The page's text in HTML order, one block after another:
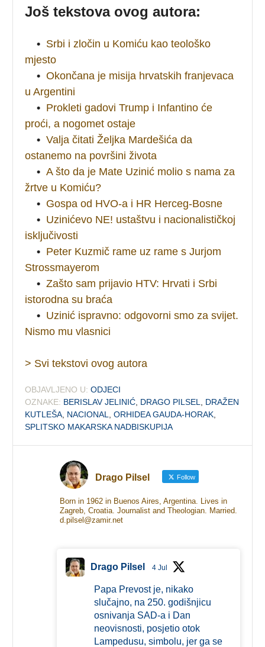
Još tekstova ovog autora:
• Srbi i zločin u Komiću kao teološko
mjesto
• Okončana je misija hrvatskih franjevaca
u Argentini
• Prokleti gadovi Trump i Infantino će
proći, a nogomet ostaje
• Valja čitati Željka Mardešića da
ostanemo na površini života
• A što da je Mate Uzinić molio s nama za
žrtve u Komiću?
• Gospa od HVO-a i HR Herceg-Bosne
• Uzinićevo NE! ustaštvu i nacionalističkoj
isključivosti
• Peter Kuzmič rame uz rame s Jurjom
Strossmayerom
• Zašto sam prijavio HTV: Hrvati i Srbi
istorodna su braća
• Uzinić ispravno: odgovorni smo za svijet.
Nismo mu vlasnici
> Svi tekstovi ovog autora
OBJAVLJENO U: ODJECI
OZNAKE: BERISLAV JELINIĆ DRAGO PILSEL
DRAŽEN
KUTLEŠA NACIONAL ,ORHIDEA GAUDA-HORAK
SPLITSKO MAKARSKA NADBISKUPIJA
Drago Pilsel Follow
Born in 1962 in Buenos Aires, Argentina. Lives in
Zagreb, Croatia. Journalist and Theologian. Married.
d.pilsel@zamir.net
Drago Pilsel 4 Jul
Papa Prevost je, nikako
slučajno, na 250. godišnjicu
osnivanja SAD-a i Dan
neovisnosti, posjetio otok
Lampedusu, simbolu, jer ga se